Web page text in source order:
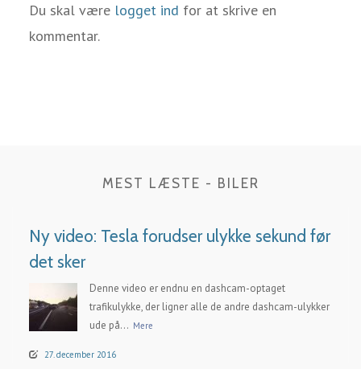
Du skal være logget ind for at skrive en
kommentar.
MEST LÆSTE - BILER
Ny video: Tesla forudser ulykke sekund før
det sker
Denne video er endnu en dashcam-optaget
trafikulykke, der ligner alle de andre dashcam-ulykker
ude på... Mere
27. december 2016